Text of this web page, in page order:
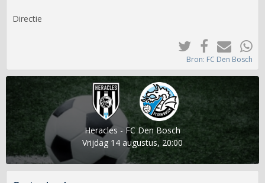
Directie
Bron: FC Den Bosch
Heracles - FC Den Bosch
Vrijdag 14 augustus, 20:00